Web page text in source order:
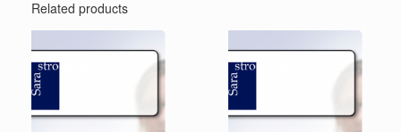
quantity
Related products